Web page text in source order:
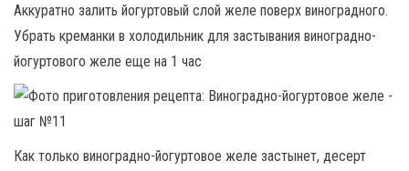
Аккуратно залить йогуртовый слой желе поверх виноградного.
Убрать креманки в холодильник для застывания виноградно-
йогуртового желе еще на 1 час
Как только виноградно-йогуртовое желе застынет, десерт